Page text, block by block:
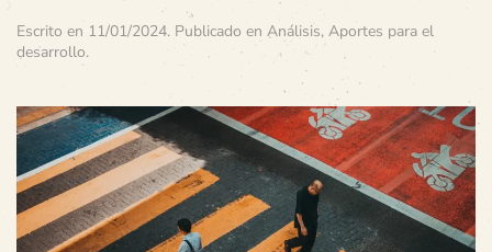
Escrito en 11/01/2024. Publicado en Análisis, Aportes para el
desarrollo.